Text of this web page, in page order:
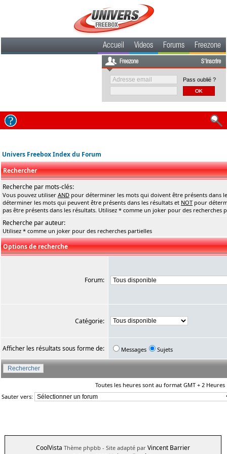
Accueil Videos Forums Freezone
Freezone S'inscrire
Pass oublié ?
Univers Freebox Index du Forum
Rechercher
Recherche par mots-clés:
Vous pouvez utiliser AND pour déterminer les mots qui doivent être présents dans
déterminer les mots qui peuvent être présents dans les résultats et NOT pour
pas être présents dans les résultats. Utilisez * comme un joker pour des recherches
Recherche par auteur:
Utilisez * comme un joker pour des recherches partielles
Options de recherche
Forum:
Catégorie:
Afficher les résultats sous forme de: Messages Sujets
Toutes les heures sont au format GMT + 2 Heures
Sauter vers:
CoolVista Thème phpbb - Site adapté par Vincent Barrier